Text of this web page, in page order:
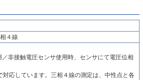
４線
非接触電圧センサ使用時、センサにて電圧位相
対応しています。三相４線の測定は、中性点と各